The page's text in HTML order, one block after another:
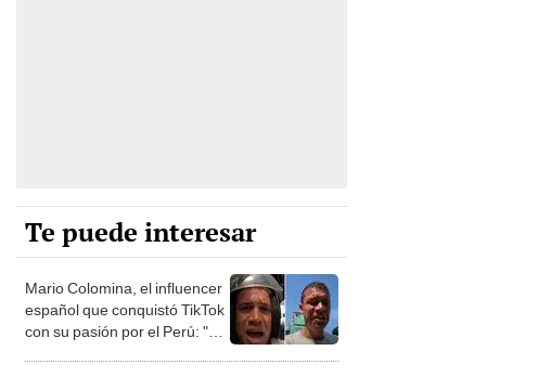
Te puede interesar
Mario Colomina, el influencer
español que conquistó TikTok
con su pasión por el Perú: "Mi